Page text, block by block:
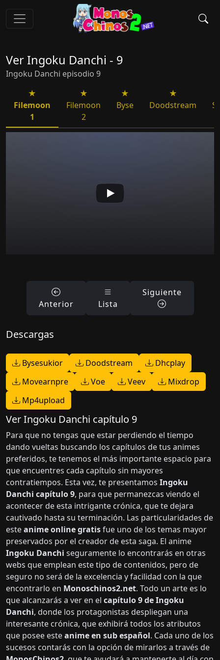
Ver Ingoku Danchi - 9
Ingoku Danchi episodio 9
Filemoon
1
Filemoon
2
Byse Doodstream
Anterior Lista
Siguiente
Descargas
Bysesukior Doodstream
Dhcplay
Movearnpre
Voe Veev
Mixdrop
Mp4upload
Ver Ingoku Danchi capítulo 9
Para que no tengas que estar perdiendo el tiempo
dando vueltas buscando los capítulos de tus animes
preferidos, te tenemos el más importante espacio para
que encuentres cada capítulo sin mayores
contratiempos. Esta vez, te presentamos Ingoku
Danchi capítulo 9, para que permanezcas viendo el
acontecer de esta intrigante crónica, que te dejara
cautivado hasta su terminación. Las particularidades de
esteanime online gratisfue uno de los temas mayor
preservados por el creador de esta saga. El anime
Ingoku Danchi seguramente lo encontrarás en otras
webs que emplean este tipo de contenidos, pero de
seguro no será de la excelencia y facilidad con la que
encontrarlo en Monoschinos2.net. Todo un arte es lo
que alcanzarás a ver en el capítulo 9 de Ingoku
Danchi, donde los protagonistas despliegan una
interesante crónica, que exhibirá todos los atributos
que posee esteanime en sub español. Cada uno de los
sucesos contarás con la opción de mirarlos a través de